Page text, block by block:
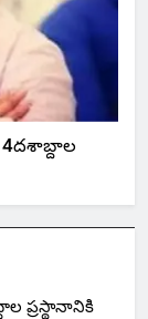
ప్రస్థానానికి